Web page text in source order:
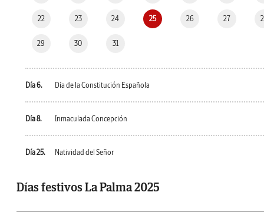
22 23 24 25 26 27
29 30 31
Día 6. Día de la Constitución Española
Día 8. Inmaculada Concepción
Día 25. Natividad del Señor
Días festivos La Palma 2025